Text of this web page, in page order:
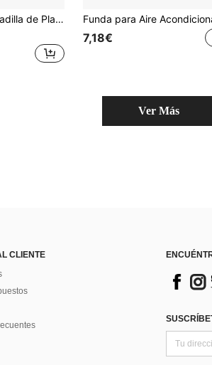
de Mesa Antideslizante y Absorbente, Almohadilla de Plancha Plegable para Uso Doméstico
7,18€
Ver Más
CLIENTE